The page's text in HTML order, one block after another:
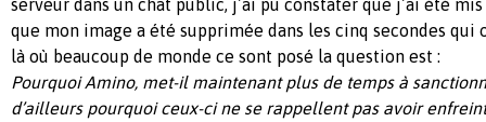
serveur dans un chat public, j’ai pu constater que j’ai été
que mon image a été supprimée dans les cinq secondes qui
là où beaucoup de monde ce sont posé la question est :
Pourquoi Amino, met-il maintenant plus de temps à
d’ailleurs pourquoi ceux-ci ne se rappellent pas avoir